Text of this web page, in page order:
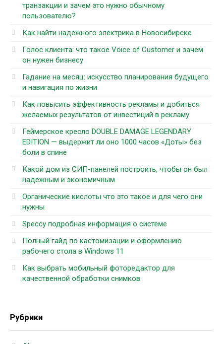
транзакции и зачем это нужно обычному
пользователю?
Как найти надежного электрика в Новосибирске
Голос клиента: что такое Voice of Customer и зачем
он нужен бизнесу
Гадание на месяц: искусство планирования будущего
и навигация по жизни
Как повысить эффективность рекламы и добиться
желаемых результатов от инвестиций в рекламу
Геймерское кресло DOUBLE DAMAGE LEGENDARY
EDITION — выдержит ли оно 1000 часов «Доты» без
боли в спине
Какой дом из СИП-панелей построить, чтобы он был
надежным и экономичным
Органические кислоты что это такое и для чего они
нужны
Speccy подробная информация о системе
Полный гайд по кастомизации и оформлению
рабочего стола в Windows 11
Как выбрать мобильный фоторедактор для
качественной обработки снимков
Рубрики